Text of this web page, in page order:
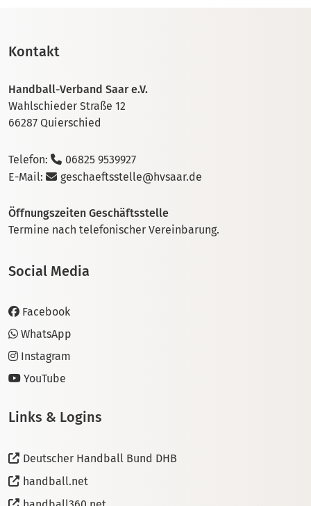
Kontakt
Handball-Verband Saar e.V.
Wahlschieder Straße 12
66287 Quierschied
Telefon:
06825 9539927
E-Mail:
geschaeftsstelle@hvsaar.de
Öffnungszeiten Geschäftsstelle
Termine nach telefonischer Vereinbarung.
Social Media
Facebook
WhatsApp
Instagram
YouTube
Links & Logins
Deutscher Handball Bund DHB
handball.net